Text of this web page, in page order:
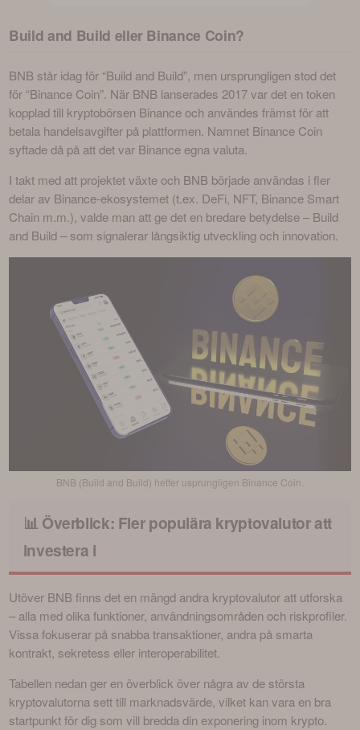
Build and Build eller Binance Coin?
BNB står idag för “Build and Build”, men ursprungligen stod det
för “Binance Coin”. När BNB lanserades 2017 var det en token
kopplad till kryptobörsen Binance och användes främst för att
betala handelsavgifter på plattformen. Namnet Binance Coin
syftade då på att det var Binance egna valuta.
I takt med att projektet växte och BNB började användas i fler
delar av Binance-ekosystemet (t.ex. DeFi, NFT, Binance Smart
Chain m.m.), valde man att ge det en bredare betydelse – Build
and Build – som signalerar långsiktig utveckling och innovation.
BNB (Build and Build) hetter usprungligen Binance Coin.
📊 Överblick: Fler populära kryptovalutor att
investera i
Utöver BNB finns det en mängd andra kryptovalutor att utforska
– alla med olika funktioner, användningsområden och riskprofiler.
Vissa fokuserar på snabba transaktioner, andra på smarta
kontrakt, sekretess eller interoperabilitet.
Tabellen nedan ger en överblick över några av de största
kryptovalutorna sett till marknadsvärde, vilket kan vara en bra
startpunkt för dig som vill bredda din exponering inom krypto.